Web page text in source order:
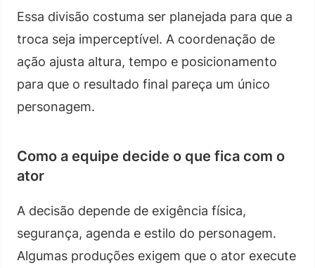
Essa divisão costuma ser planejada para que a
troca seja imperceptível. A coordenação de
ação ajusta altura, tempo e posicionamento
para que o resultado final pareça um único
personagem.
Como a equipe decide o que fica com o
ator
A decisão depende de exigência física,
segurança, agenda e estilo do personagem.
Algumas produções exigem que o ator execute